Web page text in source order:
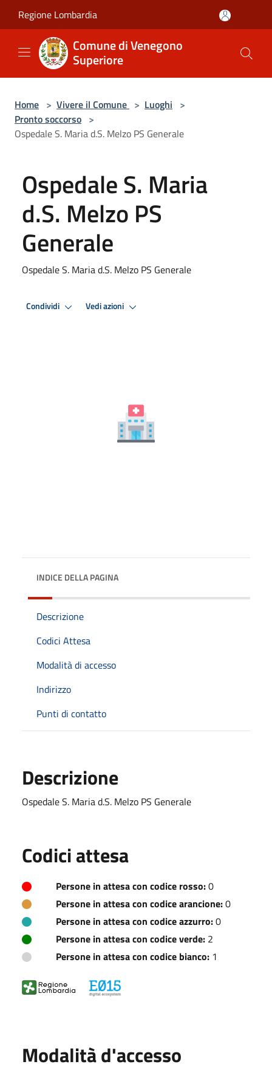
Regione Lombardia
Comune di Venegono
Superiore
Home > Vivere il Comune > Luoghi >
Pronto soccorso >
Ospedale S. Maria d.S. Melzo PS Generale
Ospedale S. Maria
d.S. Melzo PS
Generale
Ospedale S. Maria d.S. Melzo PS Generale
Condividi Vedi azioni
INDICE DELLA PAGINA
Descrizione
Codici Attesa
Modalità di accesso
Indirizzo
Punti di contatto
Descrizione
Ospedale S. Maria d.S. Melzo PS Generale
Codici attesa
Persone in attesa con codice rosso:0
Persone in attesa con codice arancione:0
Persone in attesa con codice azzurro:0
Persone in attesa con codice verde: 2
Persone in attesa con codice bianco: 1
Modalità d'accesso